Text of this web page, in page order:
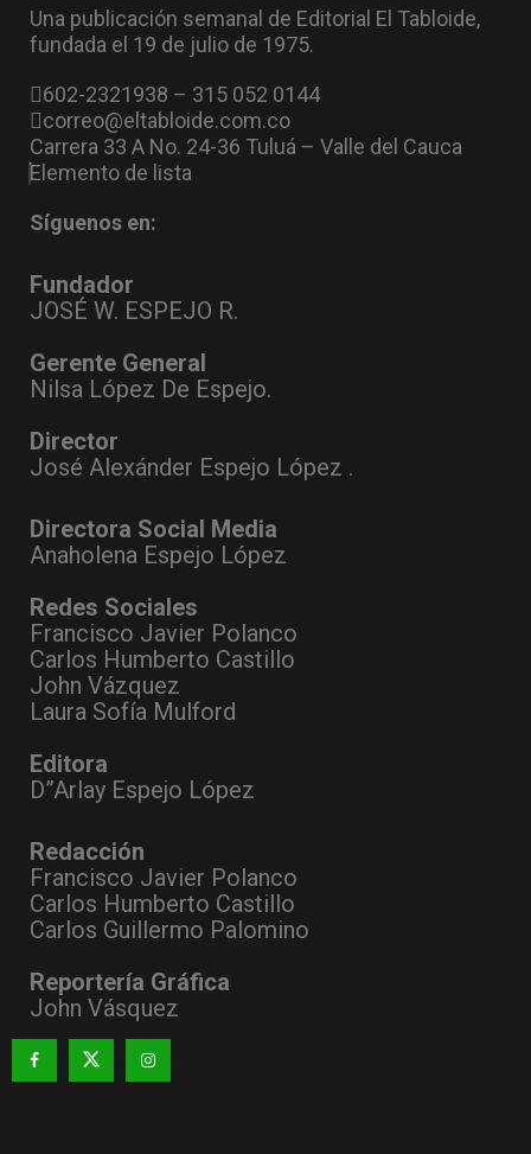
Una publicación semanal de Editorial El Tabloide,
fundada el 19 de julio de 1975.
602-2321938 – 315 052 0144
correo@eltabloide.com.co
Carrera 33 A No. 24-36 Tuluá – Valle del Cauca
Elemento de lista
Síguenos en:
Fundador
JOSÉ W. ESPEJO R.
Gerente General
Nilsa López De Espejo.
Director
José Alexánder Espejo López .
Directora Social Media
Anaholena Espejo López
Redes Sociales
Francisco Javier Polanco
Carlos Humberto Castillo
John Vázquez
Laura Sofía Mulford
Editora
D”Arlay Espejo López
Redacción
Francisco Javier Polanco
Carlos Humberto Castillo
Carlos Guillermo Palomino
Reportería Gráfica
John Vásquez